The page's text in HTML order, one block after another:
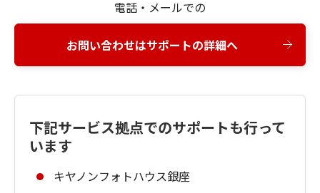
電話・メールでの
お問い合わせはサポートの詳細へ
下記サービス拠点でのサポートも行って
います
キヤノンフォトハウス銀座